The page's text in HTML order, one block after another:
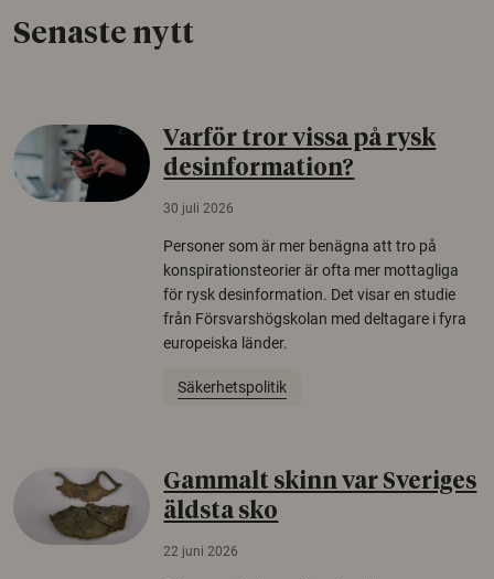
Senaste nytt
Varför tror vissa på rysk
desinformation?
30 juli 2026
Personer som är mer benägna att tro på
konspirationsteorier är ofta mer mottagliga
för rysk desinformation. Det visar en studie
från Försvarshögskolan med deltagare i fyra
europeiska länder.
Säkerhetspolitik
Gammalt skinn var Sveriges
äldsta sko
22 juni 2026